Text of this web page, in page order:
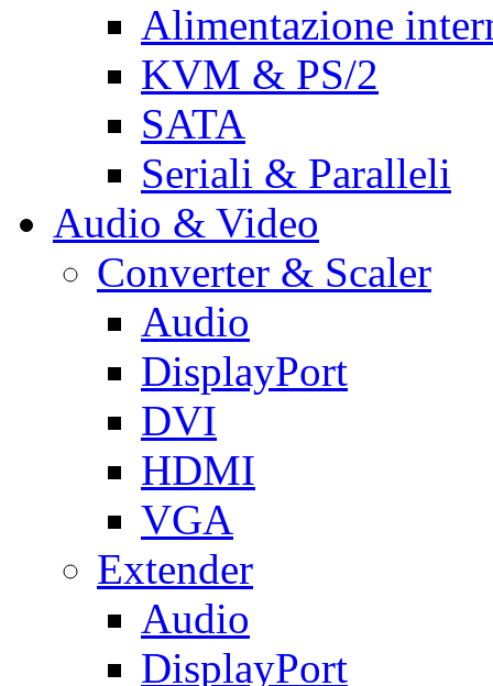
Alimentazione
KVM & PS/2
SATA
Seriali & Paralleli
Audio & Video
Converter & Scaler
Audio
DisplayPort
DVI
HDMI
VGA
Extender
Audio
DisplayPort